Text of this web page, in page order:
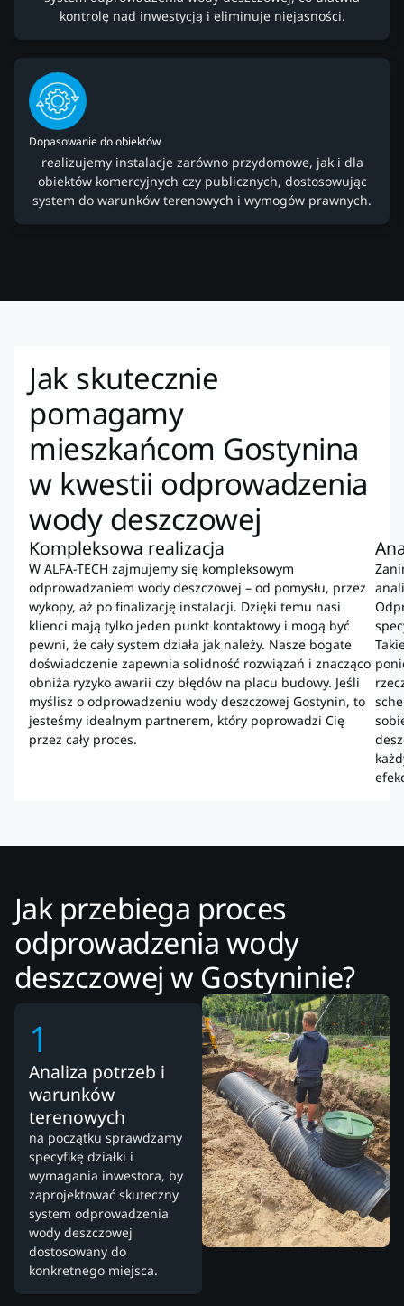
kontrolę nad inwestycją i eliminuje niejasności.
Dopasowanie do obiektów
realizujemy instalacje zarówno przydomowe, jak i dla
obiektów komercyjnych czy publicznych, dostosowując
system do warunków terenowych i wymogów prawnych.
Jak skutecznie
pomagamy
mieszkańcom Gostynina
w kwestii odprowadzenia
wody deszczowej
Kompleksowa realizacja
W ALFA-TECH zajmujemy się kompleksowym
odprowadzaniem wody deszczowej – od pomysłu, przez
wykopy, aż po finalizację instalacji. Dzięki temu nasi
klienci mają tylko jeden punkt kontaktowy i mogą być
pewni, że cały system działa jak należy. Nasze bogate
doświadczenie zapewnia solidność rozwiązań i znacząco
obniża ryzyko awarii czy błędów na placu budowy. Jeśli
myślisz o odprowadzeniu wody deszczowej Gostynin, to
jesteśmy idealnym partnerem, który poprowadzi Cię
przez cały proces.
Jak przebiega proces
odprowadzenia wody
deszczowej w Gostyninie?
1
Analiza potrzeb i
warunków
terenowych
na początku sprawdzamy
specyfikę działki i
wymagania inwestora, by
zaprojektować skuteczny
system odprowadzenia
wody deszczowej
dostosowany do
konkretnego miejsca.